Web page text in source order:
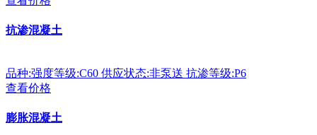
抗渗混凝土
品种:强度等级:C60 供应状态:非泵送 抗渗等级:P6
查看价格
膨胀混凝土